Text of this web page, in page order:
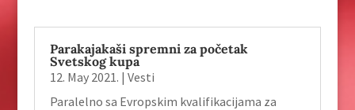
Parakajakaši spremni za početak
Svetskog kupa
12. May 2021. | Vesti
Paralelno sa Evropskim kvalifikacijama za